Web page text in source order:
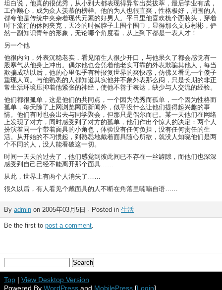
坦白说，他真的很优秀，从小到大都表现得异常出类拔萃，最后学业有成，
工作顺心，成为众人羡慕的榜样。他的为人也很直爽，性格极好，周围的人
都夸他是传统中夹杂着现代元素的好男人。平日里他喜欢梳个西装头，穿着
时下流行的休闲夹克，天冷的时候脖子上围个围巾，显得那么文质彬彬，俨
然一副知识青年的形象，无论哪个角度看，从上到下都是一表人才！
另一个他
他很内向，外表沉稳老实，看见陌生人很少开口，与他呆久了都会感觉有一
股寒气从他身上冲出。偶尔他也会凭着他老实可靠的外表欺骗其他人，每当
欺骗成功以后，他的心里似乎有种报复世界的爽快感，仿佛又看见一个傻子
重现人间。与他熟悉的人都知道其实他并不象外表那么闷，只是长期的非正
常生活环境压抑着他紧张的神经，使他不善于表达，缺少与人交流的经验。
他们都很孤单，这是他们的共同点，一个因为优秀而孤单，一个因为性格而
孤单，每天除了上网浏览网页新闻外，似乎没什么让他们提得起兴趣的事
情。他们有时也会出去与同学聚会，但那只是偶尔而已。某一天他们在网络
上发现了对方，同时感受到了对方的孤单，他们作出个惊人的决定：两个人
扮演着同一个带着面具的小角色，体验没有任何负担，没有任何责任的生
活。从开始的不习惯起，到熟悉地戴着面具随心所欲，就没人知晓他们是两
个不同的人，没人能看破这一切。
时间一天天的过去了，他们感觉到彼此间已不存在一丝罅隙，而他们也深深
感受到自己已经不能离开那个面具……
从此，世界上有两个人消失了……
很久以后，有人看见个戴面具的人不断在角落里喃喃自语……
By admin on 2005年03月5日 · Posted in 生活
Be the first to post a comment.
Top | View Desktop Version
Powered By WordPress and MobilePress [Login]